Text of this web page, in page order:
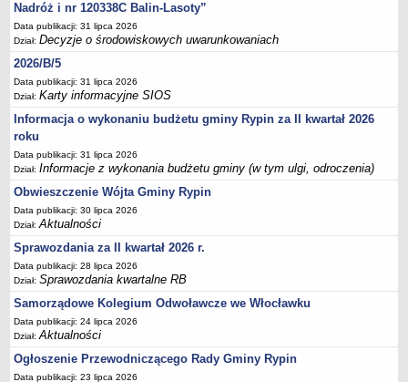
Statut
Strategia rozwoju
Uchwały
Projekty uchwał
Protokoły
Imienne wykazy głosowań radnych
Postać dokumentów
Akty Prawne, Dzienniki Ustaw, Monitory Polskie
Prawo miejscowe
Zarządzenia
przestrzennego
Dane przestrzenne - MPZP
Stałe obwody głosowania, numery, granice oraz siedziby
obwodowych komisji wyborczych, opis granic okręgów wyborczych
Plan ogólny gminy Rypin
Nadróż i nr 120338C Balin-Lasoty”
Data publikacji: 31 lipca 2026
Dział:Decyzje o środowiskowych uwarunkowaniach
2026/B/5
Data publikacji: 31 lipca 2026
Dział:Karty informacyjne SIOS
Informacja o wykonaniu budżetu gminy Rypin za II kwartał 2026
roku
Data publikacji: 31 lipca 2026
Dział:Informacje z wykonania budżetu gminy (w tym ulgi, odroczenia)
Obwieszczenie Wójta Gminy Rypin
Data publikacji: 30 lipca 2026
Dział:Aktualności
Sprawozdania za II kwartał 2026 r.
Data publikacji: 28 lipca 2026
Dział:Sprawozdania kwartalne RB
Samorządowe Kolegium Odwoławcze we Włocławku
Data publikacji: 24 lipca 2026
Dział:Aktualności
Ogłoszenie Przewodniczącego Rady Gminy Rypin
Data publikacji: 23 lipca 2026